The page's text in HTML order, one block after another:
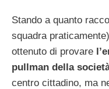
Stando a quanto
squadra
ottenuto di provare
pullman della
centro cittadino, ma